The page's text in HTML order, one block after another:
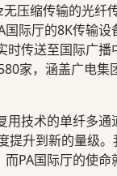
压缩传输的光纤
际厅的8K传输
传送至国际广
家，涵盖广电集
用技术的单纤多
提升到新的量级
PA国际厅的使